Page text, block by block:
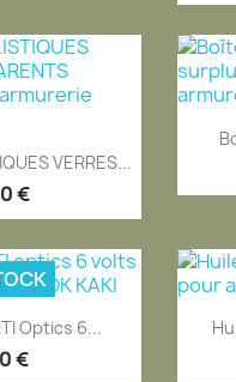
rapideVERRES...
€
rapide
Optics 6...
€